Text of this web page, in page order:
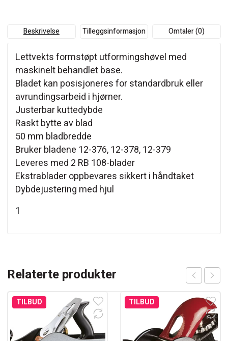
Beskrivelse Tilleggsinformasjon Omtaler (0)
Lettvekts formstøpt utformingshøvel med
maskinelt behandlet base.
Bladet kan posisjoneres for standardbruk eller
avrundingsarbeid i hjørner.
Justerbar kuttedybde
Raskt bytte av blad
50 mm bladbredde
Bruker bladene 12-376, 12-378, 12-379
Leveres med 2 RB 108-blader
Ekstrablader oppbevares sikkert i håndtaket
Dybdejustering med hjul
1
Relaterte produkter
TILBUD TILBUD